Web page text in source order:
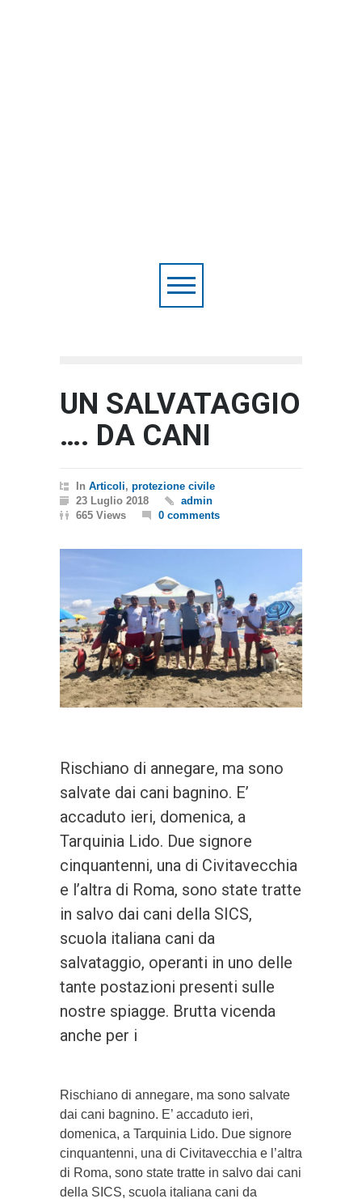
UN SALVATAGGIO
…. DA CANI
In Articoli, protezione civile
23 Luglio 2018
admin
665 Views
0 comments
Rischiano di annegare, ma sono
salvate dai cani bagnino. E’
accaduto ieri, domenica, a
Tarquinia Lido. Due signore
cinquantenni, una di Civitavecchia
e l’altra di Roma, sono state tratte
in salvo dai cani della SICS,
scuola italiana cani da
salvataggio, operanti in uno delle
tante postazioni presenti sulle
nostre spiagge. Brutta vicenda
anche per i
Rischiano di annegare, ma sono salvate
dai cani bagnino. E’ accaduto ieri,
domenica, a Tarquinia Lido. Due signore
cinquantenni, una di Civitavecchia e l’altra
di Roma, sono state tratte in salvo dai cani
della SICS, scuola italiana cani da